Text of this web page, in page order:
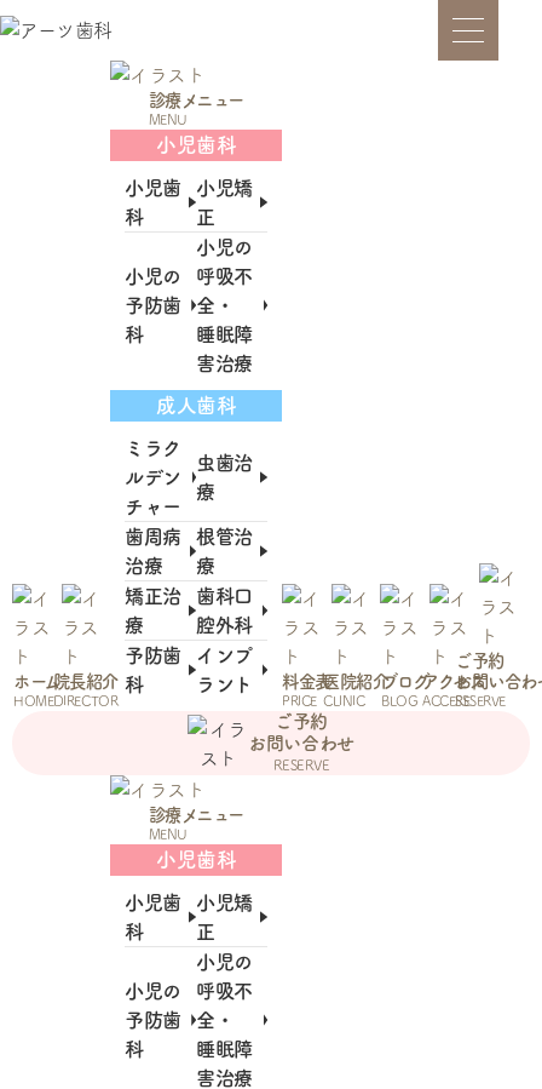
ホーム
HOME
院長紹介
DIRECTOR
診療メニュー
MENU
小児歯科
小児歯
科
小児矯
正
小児の
予防歯
科
小児の
呼吸不
全・
睡眠障
害治療
成人歯科
ミラク
ルデン
チャー
虫歯治
療
歯周病
治療
根管治
療
矯正治
療
歯科口
腔外科
予防歯
科
インプ
ラント
料金表
PRICE
医院紹介
CLINIC
ブログ
BLOG
アクセス
ACCESS
ご予約
お問い合わ
RESERVE
ご予約
お問い合わせ
RESERVE
診療メニュー
MENU
小児歯科
小児歯
科
小児矯
正
小児の
予防歯
科
小児の
呼吸不
全・
睡眠障
害治療